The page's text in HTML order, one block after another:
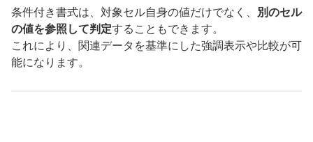
条件付き書式は、対象セル自身の値だけでなく、
別のセル
の値を参照して判定することもできます。
これにより、関連データを基準にした強調表示や比較が可
能になります。